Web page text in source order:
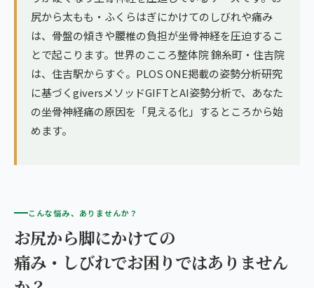
→ エリア一覧（全11エリア）
尻から太もも・ふくらはぎにかけてのしびれや痛み
は、骨盤の傾きや腰椎の負担が坐骨神経を圧迫するこ
とで起こります。世界のこころ整体院 錦糸町・住吉院
は、住吉駅からすぐ。PLOS ONE掲載の姿勢分析研究
に基づくgiversメソッドGIFTとAI姿勢分析で、あなた
の坐骨神経痛の原因を「見える化」するところから始
めます。
こんな悩み、ありませんか？
お尻から脚にかけての
痛み・しびれでお困りではありません